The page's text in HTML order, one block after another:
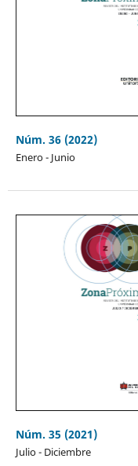
Núm. 36 (2022)
Enero - Junio
Núm. 35 (2021)
Julio - Diciembre